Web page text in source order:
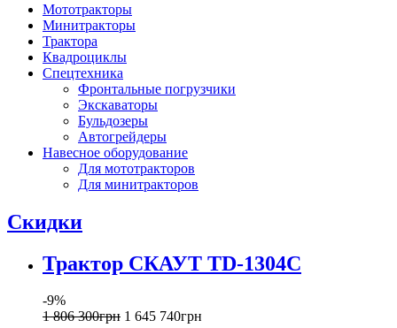
Мототракторы
Минитракторы
Трактора
Квадроциклы
Спецтехника
Фронтальные погрузчики
Экскаваторы
Бульдозеры
Автогрейдеры
Навесное оборудование
Для мототракторов
Для минитракторов
Скидки
Трактор СКАУТ TD-1304С
-9%
1 806 300грн 1 645 740грн